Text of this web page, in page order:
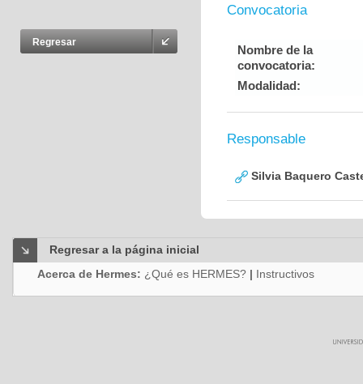
Regresar
Convocatoria
Nombre de la
convocatoria:
Modalidad:
Responsable
Silvia Baquero
Regresar a la página inicial
Acerca de Hermes: ¿Qué es HERMES? | Instructivos